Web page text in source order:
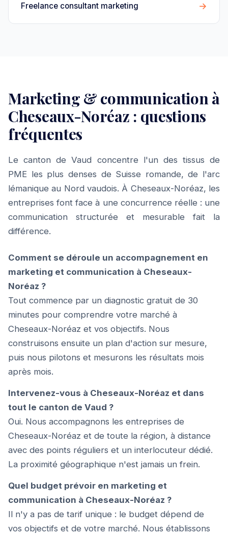
Freelance consultant marketing →
Marketing & communication à
Cheseaux-Noréaz : questions
fréquentes
Le canton de Vaud concentre l'un des tissus de
PME les plus denses de Suisse romande, de l'arc
lémanique au Nord vaudois. À Cheseaux-Noréaz, les
entreprises font face à une concurrence réelle : une
communication structurée et mesurable fait la
différence.
Comment se déroule un accompagnement en
marketing et communication à Cheseaux-
Noréaz ?
Tout commence par un diagnostic gratuit de 30
minutes pour comprendre votre marché à
Cheseaux-Noréaz et vos objectifs. Nous
construisons ensuite un plan d'action sur mesure,
puis nous pilotons et mesurons les résultats mois
après mois.
Intervenez-vous à Cheseaux-Noréaz et dans
tout le canton de Vaud ?
Oui. Nous accompagnons les entreprises de
Cheseaux-Noréaz et de toute la région, à distance
avec des points réguliers et un interlocuteur dédié.
La proximité géographique n'est jamais un frein.
Quel budget prévoir en marketing et
communication à Cheseaux-Noréaz ?
Il n'y a pas de tarif unique : le budget dépend de
vos objectifs et de votre marché. Nous établissons